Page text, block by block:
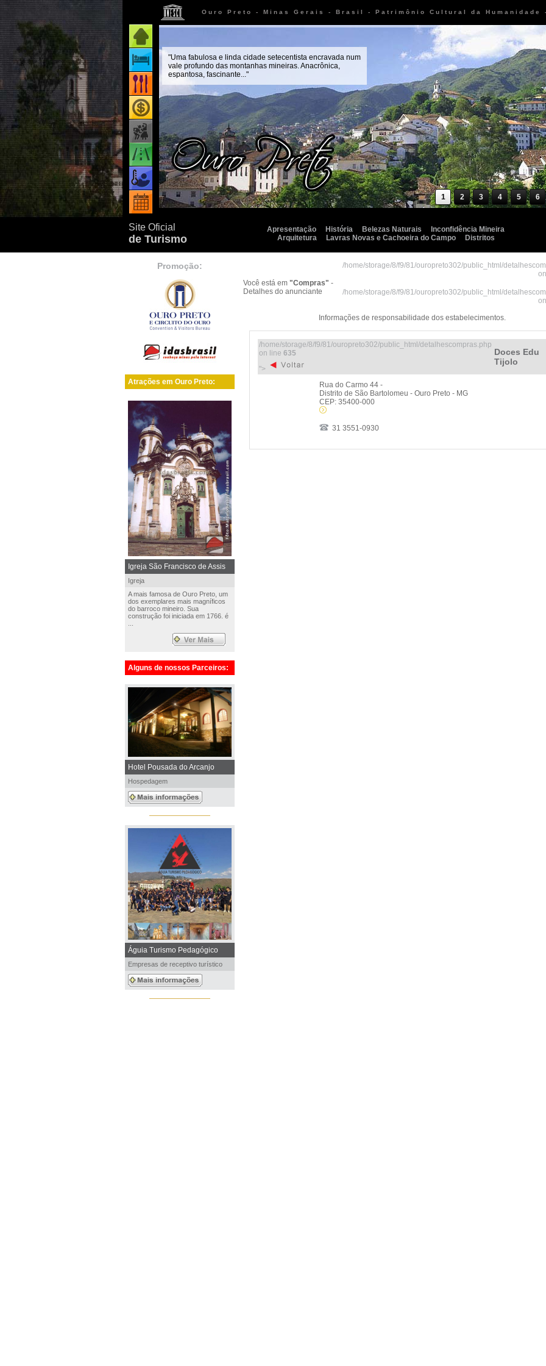
Ouro Preto - Minas Gerais - Brasil - Patrimônio Cultural da Humanidade
Página inicial
Onde ficar
Onde comer
Onde comprar
Como chegar
Quando ir
Eventos
"Uma fabulosa e linda cidade setecentista encravada num
vale profundo das montanhas mineiras. Anacrônica,
espantosa, fascinante..."
1 2 3 4 5 6
Site Oficial
de Turismo
Apresentação História Belezas Naturais
Inconfidência Mineira
Arquitetura
Lavras Novas e Cachoeira do Campo Distritos
Promoção:
Atrações em Ouro Preto:
Igreja São Francisco de Assis
Igreja
A mais famosa de Ouro Preto, um
dos exemplares mais magníficos
do barroco mineiro. Sua
construção foi iniciada em 1766. é
Alguns de nossos Parceiros:
Hotel Pousada do Arcanjo
Hospedagem
Águia Turismo Pedagógico
Empresas de receptivo turístico
Você está em "Compras" -
Detalhes do anunciante
/home/storage/8/f9/81/ouropreto302/public_html/
/home/storage/8/f9/81/ouropreto302/public_html/
Informações de responsabilidade dos estabelecimentos.
/home/storage/8/f9/81/ouropreto302/public_html/detalhescompras.php
on line 635
">
Doces Edu
Tijolo
Rua do Carmo 44 -
Distrito de São Bartolomeu - Ouro Preto - MG
CEP: 35400-000
31 3551-0930